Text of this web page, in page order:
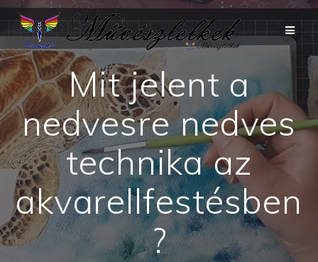
Skip
to
content
Mit jelent a
nedvesre nedves
technika az
akvarellfestésben
?